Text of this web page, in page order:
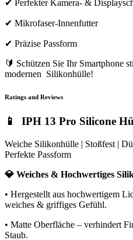
✔ Perfekter Kamera- &
✔ Mikrofaser-Innenfutter
✔ Präzise Passform
🔰 Schützen Sie Ihr Smartphone
modernen Silikonhülle!
Ratings and Reviews
📱 IPH 13 Pro Silicone
Weiche Silikonhülle | Stoßfest |
Perfekte Passform
💎 Weiches & Hochwertiges
• Hergestellt aus hochwertigem
weiches & griffiges Gefühl.
• Matte Oberfläche – verhindert
Staub.